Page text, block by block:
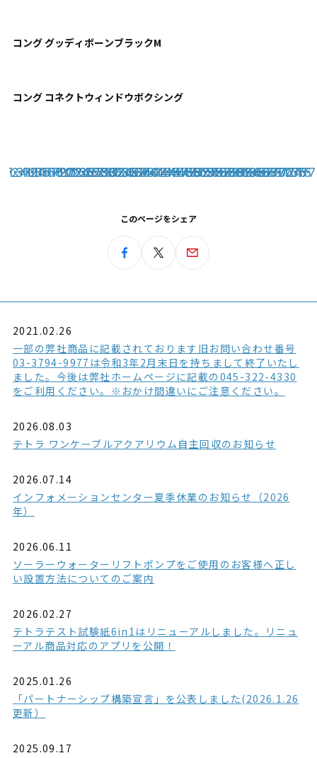
コング グッディボーンブラックM
コング コネクトウィンドウボクシング
1234111213141516171819
20
21
22
23
24
25
26
27
28
29
30
31
32
33
34
35
36
37
38
39
40
41
42
43
44
45
46
47
48
49
50
51
52
53
54
55
56
57
58
59
60
61
62
63
64
65
66
67
68
69
70
71
72
73
74
75
76
77
このページをシェア
2021.02.26
一部の弊社商品に記載されております旧お問い合わせ番号
03-3794-9977は令和3年2月末日を持ちまして終了いたし
ました。今後は弊社ホームページに記載の045-322-4330
をご利用ください。※おかけ間違いにご注意ください。
2026.08.03
テトラ ワンケーブルアクアリウム自主回収のお知らせ
2026.07.14
インフォメーションセンター夏季休業のお知らせ（2026
年）
2026.06.11
ソーラーウォーターリフトポンプをご使用のお客様へ正し
い設置方法についてのご案内
2026.02.27
テトラテスト試験紙6in1はリニューアルしました。リニュ
ーアル商品対応のアプリを公開！
2025.01.26
「パートナーシップ構築宣言」を公表しました(2026.1.26
更新）
2025.09.17